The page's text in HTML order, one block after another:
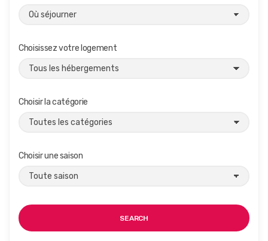
Choisissez votre logement
Choisir la catégorie
Choisir une saison
SEARCH